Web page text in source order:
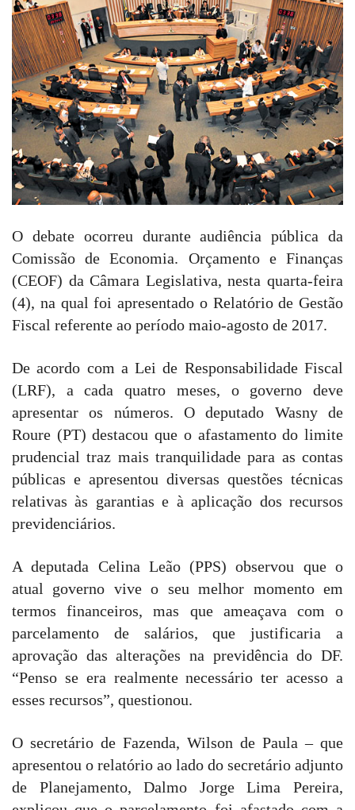
O debate ocorreu durante audiência pública da
Comissão de Economia. Orçamento e Finanças
(CEOF) da Câmara Legislativa, nesta quarta-feira
(4), na qual foi apresentado o Relatório de Gestão
Fiscal referente ao período maio-agosto de 2017.
De acordo com a Lei de Responsabilidade Fiscal
(LRF), a cada quatro meses, o governo deve
apresentar os números. O deputado Wasny de
Roure (PT) destacou que o afastamento do limite
prudencial traz mais tranquilidade para as contas
públicas e apresentou diversas questões técnicas
relativas às garantias e à aplicação dos recursos
previdenciários.
A deputada Celina Leão (PPS) observou que o
atual governo vive o seu melhor momento em
termos financeiros, mas que ameaçava com o
parcelamento de salários, que justificaria a
aprovação das alterações na previdência do DF.
“Penso se era realmente necessário ter acesso a
esses recursos”, questionou.
O secretário de Fazenda, Wilson de Paula – que
apresentou o relatório ao lado do secretário adjunto
de Planejamento, Dalmo Jorge Lima Pereira,